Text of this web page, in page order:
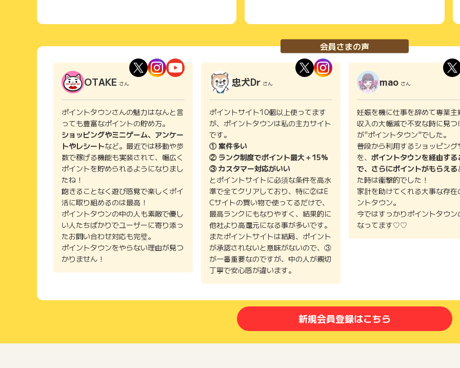
会員さまの声
OTAKE さん
ポイントタウンさんの魅力はなんと言
っても豊富なポイントの貯め方。
ショッピングやミニゲーム、アンケー
トやレシートなど。最近では移動や歩
数で稼げる機能も実装されて、幅広く
ポイントを貯められるようになりまし
たね！
飽きることなく遊び感覚で楽しくポイ
活に取り組めるのは最高！
ポイントタウンの中の人も素敵で優し
い人たちばかりでユーザーに寄り添っ
たお問い合わせ対応も完璧。
ポイントタウンをやらない理由が見つ
かりません！
忠犬Dr さん
ポイントサイト10個以上使ってます
が、ポイントタウンは私の主力サイト
です。
① 案件多い
② ランク制度でポイント最大＋15%
③ カスタマー対応がいい
とポイントサイトに必須な条件を高水
準で全てクリアしており、特に②はE
Cサイトの買い物で使ってるだけで、
最高ランクにもなりやすく、結果的に
他社より高還元になる事が多いです。
またポイントサイトは結局、ポイント
が承認されないと意味がないので、③
が一番重要なのですが、中の人が親切
丁寧で安心感が違います。
mao さん
妊娠を機に仕事を辞めて専業主
収入の大幅減で不安な時に見つ
が"ポイントタウン"でした。
普段から利用するショッピング
を、 ポイントタウンを経由する
で、さらにポイントがもらえる
た時は衝撃的でした！
家計を助けてくれる大事な存在
ントタウン。
今ではすっかりポイントタウン
なってます♡♡
新規会員登録はこちら